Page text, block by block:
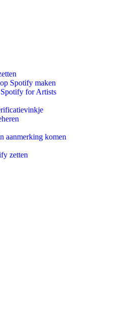
Spotify maken
for Artists
aanmerking komen
zetten